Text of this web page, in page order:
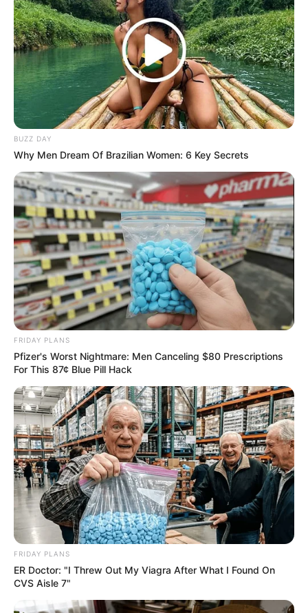
วันนี้ชีพจรลงเท้า บางท่านมีเกณฑ์เดินทางเกิดขึ้น
กะทันหัน คนทำการค้าขายอาจต้องระวังเจอลูกค้า
เรื่องมาก และมีปัญหากับลูกค้าได้ ความรักไม่เข้าใจ
กันเพราะเรื่องของเวลา การเงินมีเกณฑ์ใช้จ่ายไปกับ
การเดินทางและยานพาหนะ
ดวงคนเกิดวันจันทร์
ไพ่ประจำวันของท่านในวันนี้ คือ ไพ่สุขสบาย
ผลของบุญส่งผลทำให้ชีวิตไม่ติดขัด ใครกำลังเผชิญ
หน้ากับปัญหาท่านจะพบทางออก การงานได้รับความ
ร่วมมืออย่างดี ไม่น่ากังวล การเงินยังคงรอคอย ใช้
เวลากว่าจะได้มา มีเกณฑ์พบรักกับชาวต่างชาติ
ดวงคนเกิดวันอังคาร
ไพ่ประจำวันของท่านในวันนี้ คือ ไพ่เงินเก็บ
BUZZ DAY
Why Men Dream Of Brazilian Women: 6 Key Secrets
FRIDAY PLANS
Pfizer's Worst Nightmare: Men Canceling $80 Prescriptions
For This 87¢ Blue Pill Hack
FRIDAY PLANS
ER Doctor: "I Threw Out My Viagra After What I Found On
CVS Aisle 7"